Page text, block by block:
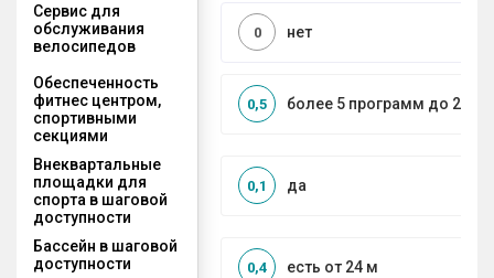
Сервис для
обслуживания
велосипедов
нет
0
Обеспеченность
фитнес центром,
спортивными
секциями
более 5 программ до 2 км
0,5
Внеквартальные
площадки для
спорта в шаговой
доступности
да
0,1
Бассейн в шаговой
доступности
есть от 24 м
0,4